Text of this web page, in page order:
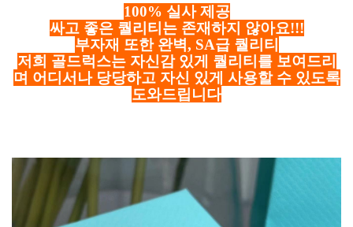
100% 실사 제공
싸고 좋은 퀄리티는 존재하지 않아요!!!
부자재 또한 완벽, SA급 퀄리티
저희 골드럭스는 자신감 있게 퀄리티를 보여드리
며 어디서나 당당하고 자신 있게 사용할 수 있도록
도와드립니다